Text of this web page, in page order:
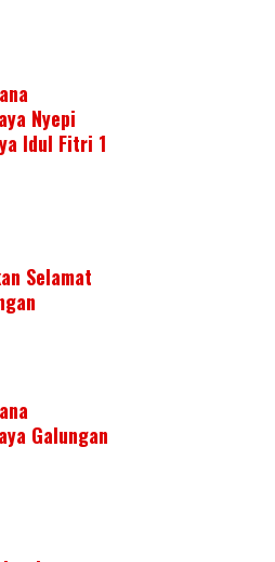
Nyepi
Idul Fitri 1
Selamat
Galungan